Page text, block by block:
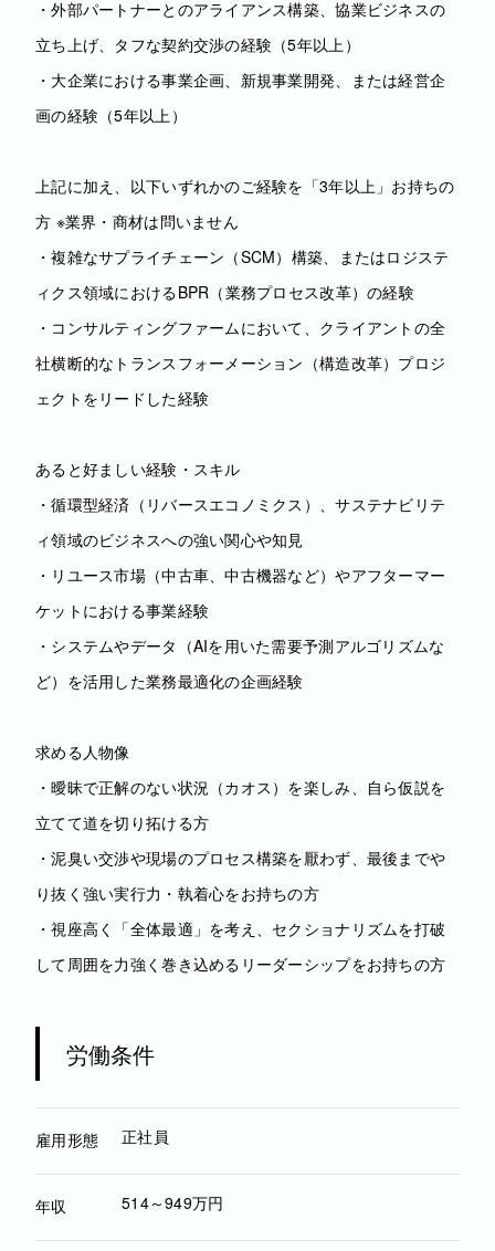
・外部パートナーとのアライアンス構築、協業ビジネスの
立ち上げ、タフな契約交渉の経験（5年以上）
・大企業における事業企画、新規事業開発、または経営企
画の経験（5年以上）
上記に加え、以下いずれかのご経験を「3年以上」お持ちの
方 ※業界・商材は問いません
・複雑なサプライチェーン（SCM）構築、またはロジステ
ィクス領域におけるBPR（業務プロセス改革）の経験
・コンサルティングファームにおいて、クライアントの全
社横断的なトランスフォーメーション（構造改革）プロジ
ェクトをリードした経験
あると好ましい経験・スキル
・循環型経済（リバースエコノミクス）、サステナビリテ
ィ領域のビジネスへの強い関心や知見
・リユース市場（中古車、中古機器など）やアフターマー
ケットにおける事業経験
・システムやデータ（AIを用いた需要予測アルゴリズムな
ど）を活用した業務最適化の企画経験
求める人物像
・曖昧で正解のない状況（カオス）を楽しみ、自ら仮説を
立てて道を切り拓ける方
・泥臭い交渉や現場のプロセス構築を厭わず、最後までや
り抜く強い実行力・執着心をお持ちの方
・視座高く「全体最適」を考え、セクショナリズムを打破
して周囲を力強く巻き込めるリーダーシップをお持ちの方
労働条件
雇用形態 正社員
年収 514～949万円